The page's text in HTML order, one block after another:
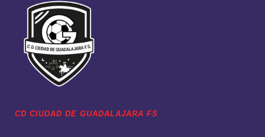
CD CIUDAD DE GUADALAJARA FS